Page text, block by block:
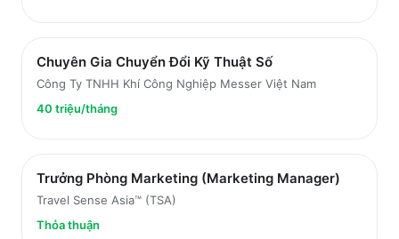
Chuyên Gia Chuyển Đổi Kỹ Thuật Số
Công Ty TNHH Khí Công Nghiệp Messer Việt Nam
40 triệu/tháng
Trưởng Phòng Marketing (Marketing Manager)
Travel Sense Asia™ (TSA)
Thỏa thuận